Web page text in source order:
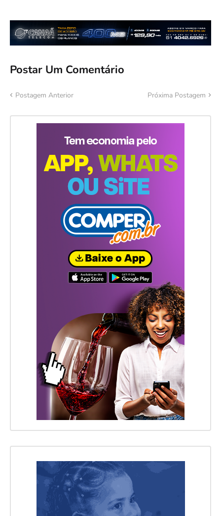
Postar Um Comentário
Postagem Anterior Próxima Postagem